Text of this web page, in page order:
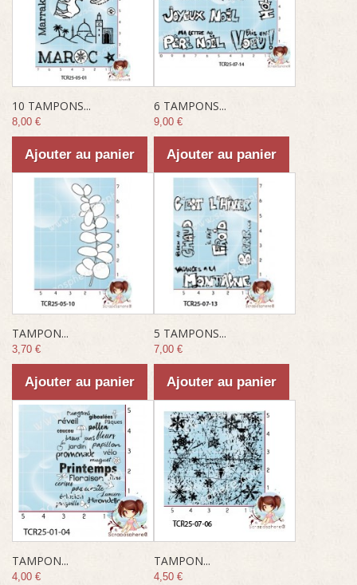
10 TAMPONS...
8,00 €
Ajouter au panier
6 TAMPONS...
9,00 €
Ajouter au panier
TAMPON...
3,70 €
Ajouter au panier
5 TAMPONS...
7,00 €
Ajouter au panier
TAMPON...
4,00 €
TAMPON...
4,50 €